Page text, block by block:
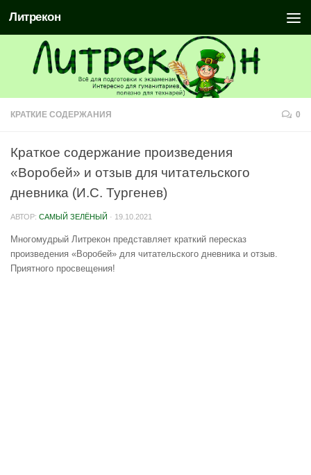
Литрекон
КРАТКИЕ СОДЕРЖАНИЯ 0
Краткое содержание произведения
«Воробей» и отзыв для читательского
дневника (И.С. Тургенев)
АВТОР: САМЫЙ ЗЕЛЁНЫЙ · 19.10.2021
Многомудрый Литрекон представляет краткий пересказ
произведения «Воробей» для читательского дневника и отзыв.
Приятного просвещения!